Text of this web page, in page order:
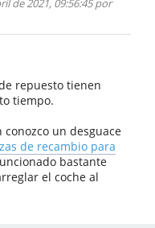
de 2021, 09:56:45 por
repuesto tienen
tiempo.
conozco un desguace
de recambio para
bastante
el coche al